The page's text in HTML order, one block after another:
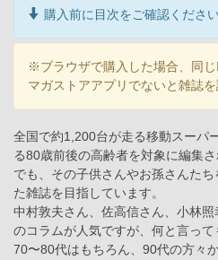
購入前に目次をご確認ください
※ブラウザで購入した場合、同
マガストアアプリでないと雑誌を
全国で約1,200台が走る移動スーパ
る80歳前後の高齢者を対象に編集さ
でも、その子供さんやお孫さんた
た雑誌を目指しています。
中村敦夫さん、佐高信さん、小林
のコラムが人気ですが、何と言って
70〜80代はもちろん、90代の方々